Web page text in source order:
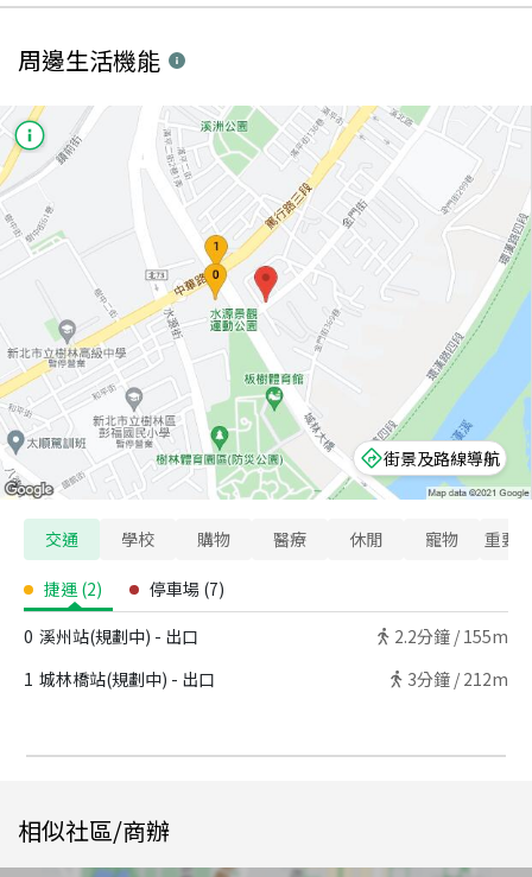
周邊生活機能
街景及路線導航
交通 學校 購物 醫療 休閒 寵物 重要
捷運 (2) 停車場 (7)
0 溪州站(規劃中) - 出口 2.2分鐘 / 155m
1 城林橋站(規劃中) - 出口 3分鐘 / 212m
相似社區/商辦